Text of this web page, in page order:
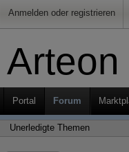
Anmelden oder registrieren
Portal Forum
Unerledigte Themen